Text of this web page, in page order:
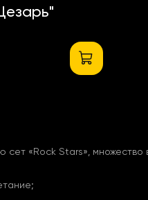
сет «Rock Stars» ,